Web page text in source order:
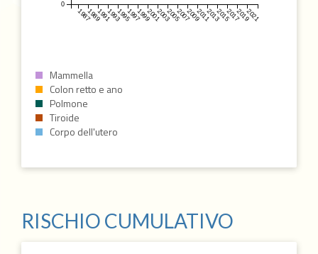
198719891991199319951997199920012003200520072009201120132015201720192021
0
Mammella
Colon retto e ano
Polmone
Tiroide
Corpo dell'utero
RISCHIO CUMULATIVO